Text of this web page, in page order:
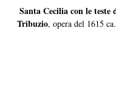
Tribuzio, opera del 1615 ca.